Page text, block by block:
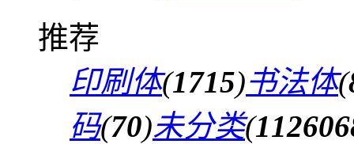
推荐
印刷体(1715)书法体(
码(70)未分类(